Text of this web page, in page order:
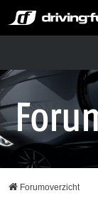
Forumoverzicht